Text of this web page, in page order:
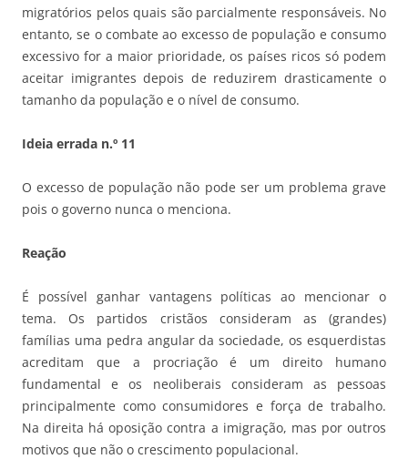
migratórios pelos quais são parcialmente responsáveis. No
entanto, se o combate ao excesso de população e consumo
excessivo for a maior prioridade, os países ricos só podem
aceitar imigrantes depois de reduzirem drasticamente o
tamanho da população e o nível de consumo.
Ideia errada n.º 11
O excesso de população não pode ser um problema grave
pois o governo nunca o menciona.
Reação
É possível ganhar vantagens políticas ao mencionar o
tema. Os partidos cristãos consideram as (grandes)
famílias uma pedra angular da sociedade, os esquerdistas
acreditam que a procriação é um direito humano
fundamental e os neoliberais consideram as pessoas
principalmente como consumidores e força de trabalho.
Na direita há oposição contra a imigração, mas por outros
motivos que não o crescimento populacional.